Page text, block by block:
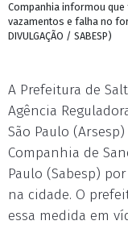
Companhia informou
vazamentos e falha no
DIVULGAÇÃO / SABESP)
A Prefeitura de
Agência
São Paulo
Companhia de
Paulo (Sabesp)
na cidade. O
essa medida em